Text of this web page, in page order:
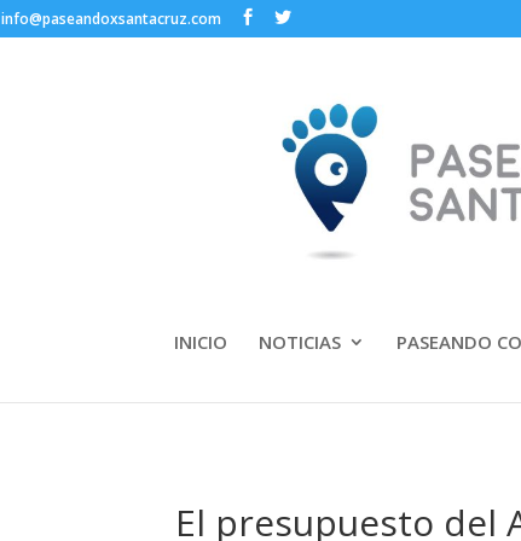
info@paseandoxsantacruz.com
INICIO NOTICIAS PASEANDO
El presupuesto del